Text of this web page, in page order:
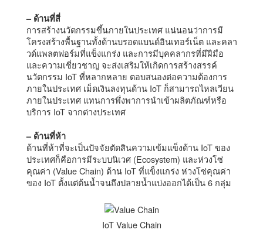
– ด้านที่สี่
การสร้างนวัตกรรมขึ้นภายในประเทศ แน่นอนว่าการมี
โครงสร้างพื้นฐานทั้งด้านบรอดแบนด์อินเทอร์เน็ต และคลา
วด์แพลตฟอร์มที่แข็งแกร่ง และการมีบุคคลากรที่มีฝีมือ
และความเชี่ยวชาญ จะส่งเสริมให้เกิดการสร้างสรรค์
นวัตกรรม IoT ที่หลากหลาย ตอบสนองต่อความต้องการ
ภายในประเทศ เม็ดเงินลงทุนด้าน IoT ก็สามารถไหลเวียน
ภายในประเทศ แทนการพึ่งพาการนำเข้าผลิตภัณฑ์หรือ
บริการ IoT จากต่างประเทศ
– ด้านที่ห้า
ด้านที่ห้าที่จะเป็นปัจจัยตัดสินความเข้มแข็งด้าน IoT ของ
ประเทศก็คือการมีระบบนิเวศ (Ecosystem) และห่วงโซ่
คุณค่า (Value Chain) ด้าน IoT ที่แข็งแกร่ง ห่วงโซ่คุณค่า
ของ IoT ตั้งแต่ต้นน้ำจนถึงปลายน้ำแบ่งออกได้เป็น 6 กลุ่ม
IoT Value Chain